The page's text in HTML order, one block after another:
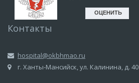
Контакты
hospital@okbhmao.ru
г. Ханты-Мансийск, ул. Калинина, д. 40